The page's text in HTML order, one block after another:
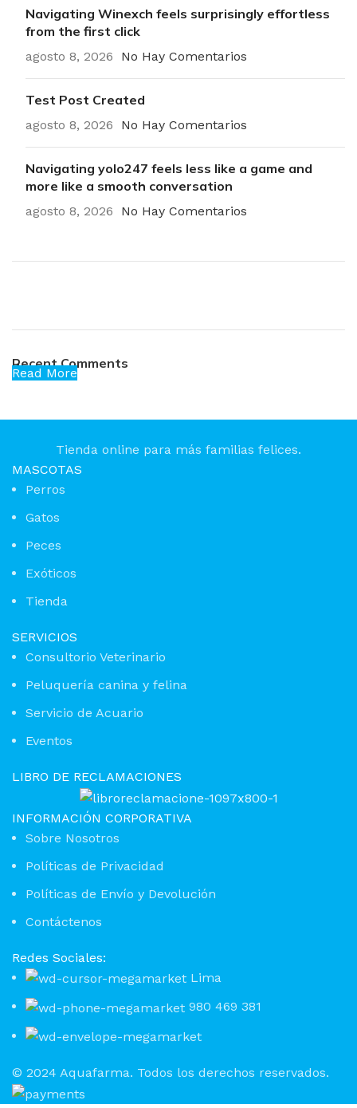
Navigating Winexch feels surprisingly effortless
from the first click
agosto 8, 2026 No Hay Comentarios
Test Post Created
agosto 8, 2026 No Hay Comentarios
Navigating yolo247 feels less like a game and
more like a smooth conversation
agosto 8, 2026 No Hay Comentarios
Read More
Recent Comments
Tienda online para más familias felices.
MASCOTAS
Perros
Gatos
Peces
Exóticos
Tienda
SERVICIOS
Consultorio Veterinario
Peluquería canina y felina
Servicio de Acuario
Eventos
LIBRO DE RECLAMACIONES
INFORMACIÓN CORPORATIVA
Sobre Nosotros
Políticas de Privacidad
Políticas de Envío y Devolución
Contáctenos
Redes Sociales:
Lima
980 469 381
© 2024 Aquafarma. Todos los derechos reservados.